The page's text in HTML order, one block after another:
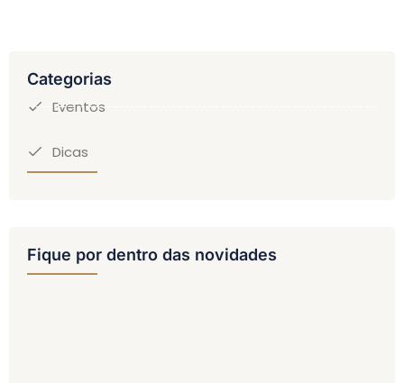
Categorias
Eventos
Dicas
Fique por dentro das novidades